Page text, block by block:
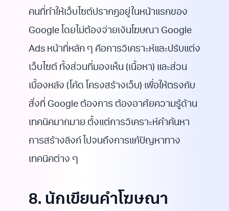
คนที่ทำให้เว็บไซต์ปรากฏอยู่ในหน้าแรกของ
Google โดยไม่ต้องจ่ายเงินโฆษณา Google
Ads หน้าที่หลัก ๆ คือการวิเคราะห์และปรับแต่ง
เว็บไซต์ ทั้งส่วนที่มองเห็น (เนื้อหา) และส่วน
เบื้องหลัง (โค้ด โครงสร้างเว็บ) เพื่อให้ตรงกับ
สิ่งที่ Google ต้องการ ต้องอาศัยความรู้ด้าน
เทคนิคมากมาย ตั้งแต่การวิเคราะห์คำค้นหา
การสร้างลิงก์ ไปจนถึงการแก้ปัญหาทาง
เทคนิคต่าง ๆ
8. นักเขียนคำโฆษณา